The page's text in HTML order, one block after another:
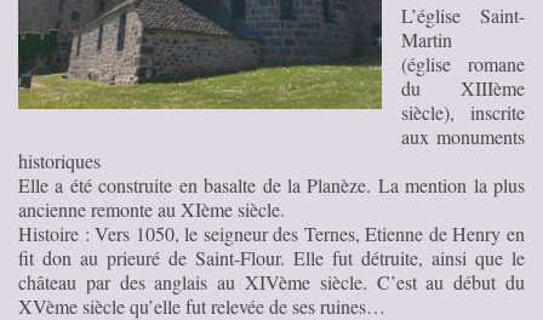
L’église Saint-
Martin
(église romane
du XIIIème
siècle), inscrite
aux monuments
historiques
Elle a été construite en basalte de la Planèze. La mention la plus
ancienne remonte au XIème siècle.
Histoire : Vers 1050, le seigneur des Ternes, Etienne de Henry en
fit don au prieuré de Saint-Flour. Elle fut détruite, ainsi que le
château par des anglais au XIVème siècle. C’est au début du
XVème siècle qu’elle fut relevée de ses ruines…